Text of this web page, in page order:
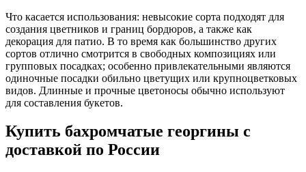
Что касается использования: невысокие сорта подходят для
создания цветников и границ бордюров, а также как
декорация для патио. В то время как большинство других
сортов отлично смотрится в свободных композициях или
групповых посадках; особенно привлекательными являются
одиночные посадки обильно цветущих или крупноцветковых
видов. Длинные и прочные цветоносы обычно используют
для составления букетов.
Купить бахромчатые георгины с
доставкой по России